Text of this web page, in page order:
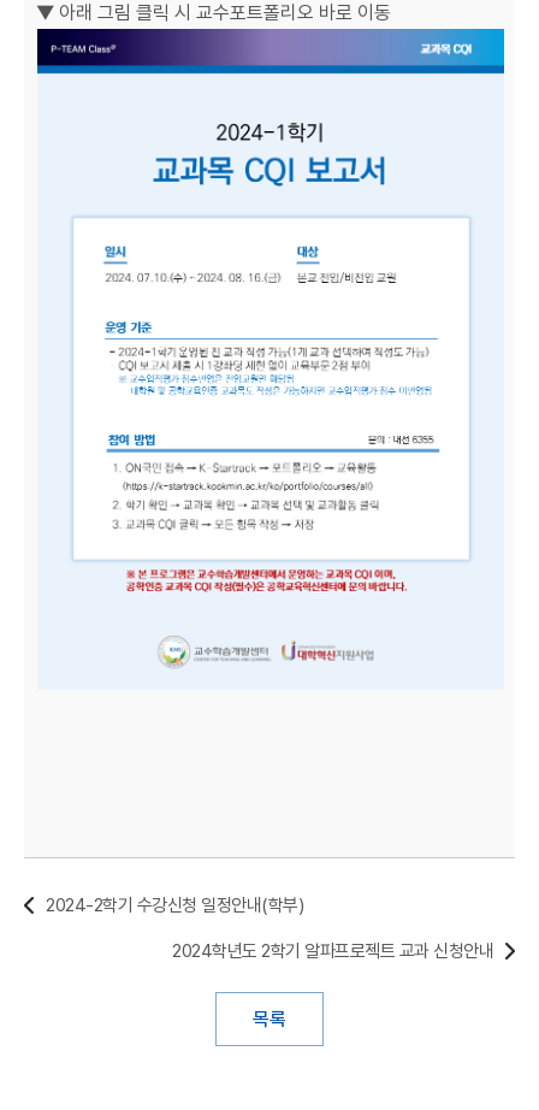
▼ 아래 그림 클릭 시 교수포트폴리오 바로 이동
2024-2학기 수강신청 일정안내(학부)
목록
2024학년도 2학기 알파프로젝트 교과 신청안내